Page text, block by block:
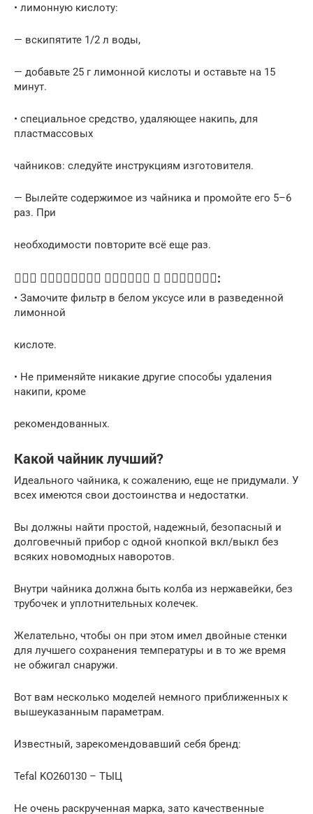
• лимонную кислоту:
— вскипятите 1/2 л воды,
— добавьте 25 г лимонной кислоты и оставьте на 15
минут.
• специальное средство, удаляющее накипь, для
пластмассовых
чайников: следуйте инструкциям изготовителя.
— Вылейте содержимое из чайника и промойте его 5–6
раз. При
необходимости повторите всё еще раз.
    :
• Замочите фильтр в белом уксусе или в разведенной
лимонной
кислоте.
• Не применяйте никакие другие способы удаления
накипи, кроме
рекомендованных.
Какой чайник лучший?
Идеального чайника, к сожалению, еще не придумали. У
всех имеются свои достоинства и недостатки.
Вы должны найти простой, надежный, безопасный и
долговечный прибор с одной кнопкой вкл/выкл без
всяких новомодных наворотов.
Внутри чайника должна быть колба из нержавейки, без
трубочек и уплотнительных колечек.
Желательно, чтобы он при этом имел двойные стенки
для лучшего сохранения температуры и в то же время
не обжигал снаружи.
Вот вам несколько моделей немного приближенных к
вышеуказанным параметрам.
Известный, зарекомендовавший себя бренд:
Tefal KO260130 – ТЫЦ
Не очень раскрученная марка, зато качественные